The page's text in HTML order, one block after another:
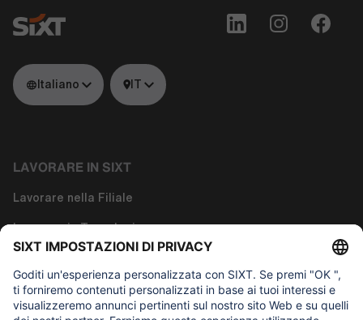
Italiano IT
LAVORARE IN SIXT
Lavorare nella Filiale
Lavorare in Tecnologia
Chi siamo